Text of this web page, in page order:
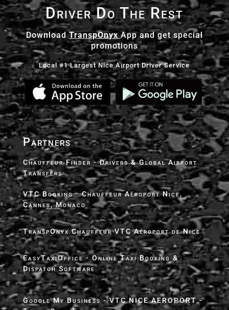
Driver Do The Rest
DownloadTranspOnyx App and get special
promotions
Local #1 Largest Nice Airport Driver Service
Partners
Chauffeur Finder - Drivers & Global Airport
Transfers
VTC Booking - Chauffeur Aéroport Nice,
Cannes, Monaco
TranspOnyx Chauffeur VTC Aéroport de Nice
EasyTaxiOffice - Online Taxi Booking &
Dispatch Software
Google My Business - VTC NICE AEROPORT -